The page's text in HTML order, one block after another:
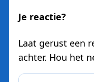
Je reactie?
Laat gerust een
achter. Hou het